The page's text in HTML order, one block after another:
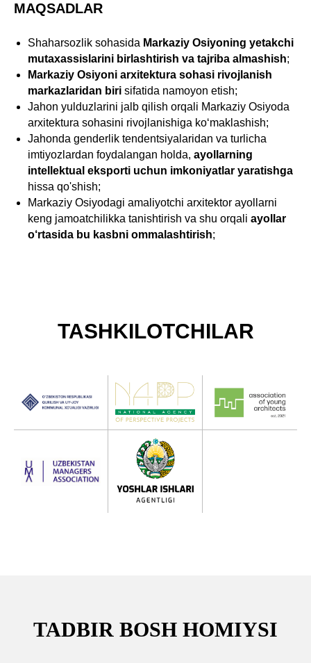
MAQSADLAR
Shaharsozlik sohasida Markaziy Osiyoning yetakchi
mutaxassislarini birlashtirish va tajriba almashish;
Markaziy Osiyoni arxitektura sohasi rivojlanish
markazlaridan biri sifatida namoyon etish;
Jahon yulduzlarini jalb qilish orqali Markaziy Osiyoda
arxitektura sohasini rivojlanishiga ko‘maklashish;
Jahonda genderlik tendentsiyalaridan va turlicha
imtiyozlardan foydalangan holda, ayollarning
intellektual eksporti uchun imkoniyatlar yaratishga
hissa qo'shish;
Markaziy Osiyodagi amaliyotchi arxitektor ayollarni
keng jamoatchilikka tanishtirish va shu orqali ayollar
o‘rtasida bu kasbni ommalashtirish;
TASHKILOTCHILAR
TADBIR BOSH HOMIYSI